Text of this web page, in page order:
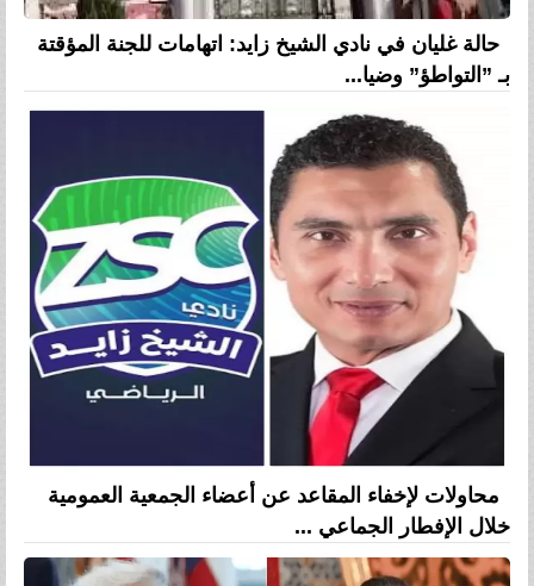
حالة غليان في نادي الشيخ زايد: اتهامات للجنة المؤقتة
بـ ”التواطؤ” وضيا...
محاولات لإخفاء المقاعد عن أعضاء الجمعية العمومية
خلال الإفطار الجماعي ...